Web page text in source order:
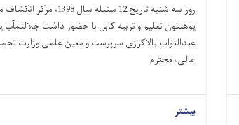
روز سه شنبه تاریخ 12 سنبله سال 1398،
پوهنتون تعلیم و تربیه کابل با حضور داشت جلالتمآب
عبدالتواب بالاکرزی سرپرست و معین علمی وزارت
عالی، محترم
بیشتر